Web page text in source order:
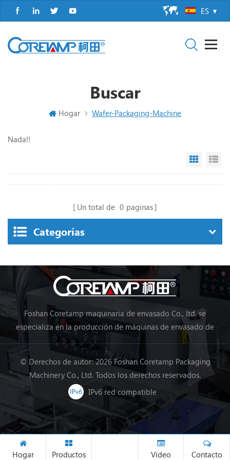
ES
Buscar
Hogar Wafer-Packaging-Machine
Nada!!
Grid
Un total de 0 paginas
Categorías
Foshan Coretamp maquinaria de envasado Co., ltd. se
especializa en la producción de máquinas de envasado de
almohadas, máquinas de envasado vertical, máquinas de
envasado en línea de procesamiento de alimentos, máquinas
de envasado de verduras, máquinas de embalaje, etc.
© Derechos de autor: 2026 Foshan Coretamp Packaging
Machinery Co., Ltd. Todos los derechos reservados.
IPv6 red compatible
Hogar Productos Vídeo Contacto